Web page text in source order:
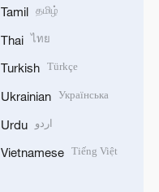
Tamil தமிழ்
Thai ไทย
Turkish Türkçe
Ukrainian Українська
Urdu اردو
Vietnamese Tiếng Việt